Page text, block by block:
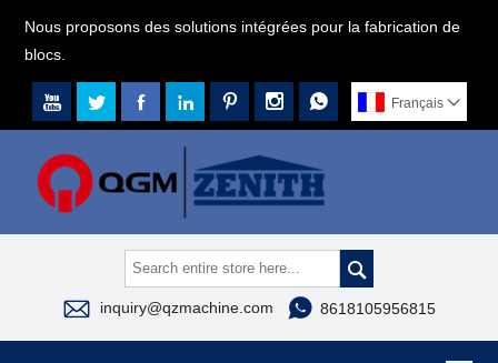
Nous proposons des solutions intégrées pour la fabrication de
blocs.
       Français 

 inquiry@qzmachine.com  8618105956815